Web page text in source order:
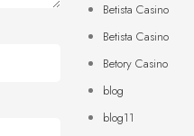
Betista Casino
Betista Casino
Betory Casino
blog
blog11